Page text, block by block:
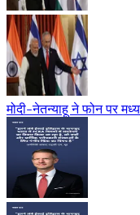
मोदी-नेतन्याहू ने फोन पर मध्य